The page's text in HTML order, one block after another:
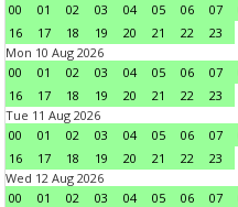
00
01 02 03 04 05 06 07
16
17 18 19 20 21 22
23
Mon 10 Aug 2026
00
01 02 03 04 05 06 07
16
17 18 19 20 21 22
23
Tue 11 Aug 2026
00
01 02 03 04 05 06 07
16
17 18 19 20 21 22
23
Wed 12 Aug 2026
00
01 02 03 04 05 06 07